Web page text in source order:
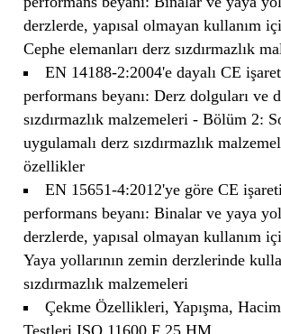
derzlerde, yapısal olmayan kullanım
Cephe elemanları derz sızdırmazlık
EN 14188-2:2004'e dayalı CE
performans beyanı: Derz dolguları ve
sızdırmazlık malzemeleri - Bölüm 2:
uygulamalı derz sızdırmazlık
özellikler
EN 15651-4:2012'ye göre CE
performans beyanı: Binalar ve yaya
derzlerde, yapısal olmayan kullanım
Yaya yollarının zemin derzlerinde
sızdırmazlık malzemeleri
Çekme Özellikleri, Yapışma,